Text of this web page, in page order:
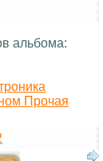
альбома:
Прочая